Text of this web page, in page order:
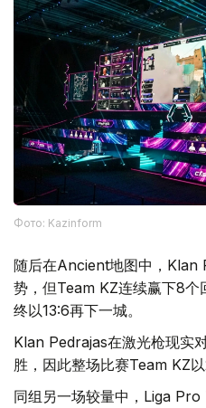
Фото: Kazinform
随后在Ancient地图中，Klan
势，但Team KZ连续赢下8
终以13:6再下一城。
Klan Pedrajas在激光枪现实
胜，因此整场比赛Team KZ以
同组另一场较量中，Liga